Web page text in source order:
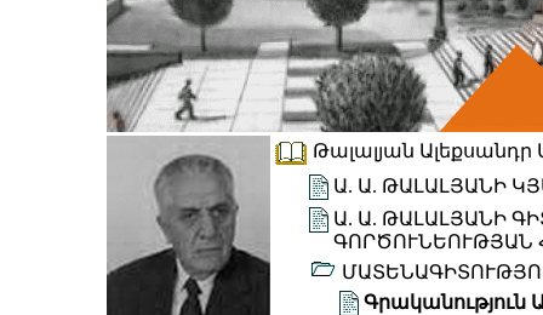
Թալալյան Ալեքսանդր
Ա. Ա. ԹԱԼԱԼՅԱՆԻ
Ա. Ա. ԹԱԼԱԼՅԱՆԻ
ԳՈՐԾՈՒՆԵՈՒԹՅԱՆ
Գրականություն